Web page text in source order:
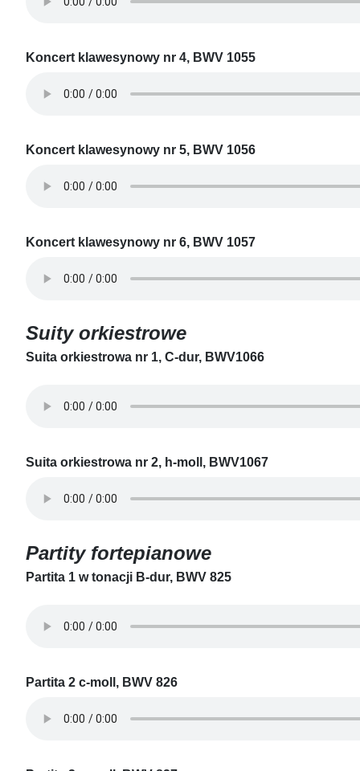
Koncert klawesynowy nr 4, BWV 1055
Koncert klawesynowy nr 5, BWV 1056
Koncert klawesynowy nr 6, BWV 1057
Suity orkiestrowe
Suita orkiestrowa nr 1, C-dur, BWV1066
Suita orkiestrowa nr 2, h-moll, BWV1067
Partity fortepianowe
Partita 1 w tonacji B-dur, BWV 825
Partita 2 c-moll, BWV 826